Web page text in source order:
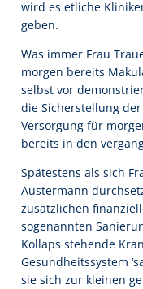
wird es etliche
geben.
Was immer Frau
morgen bereits
selbst vor
die Sicherstellung
Versorgung für
bereits in den
Spätestens als sich
Austermann
zusätzlichen
sogenannten
Kollaps stehende
Gesundheitssystem
sie sich zur kleinen